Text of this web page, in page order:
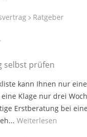
Ratgeber
selbst prüfen
kann Ihnen nur
Klage nur drei
Erstberatung bei
Weiterlesen